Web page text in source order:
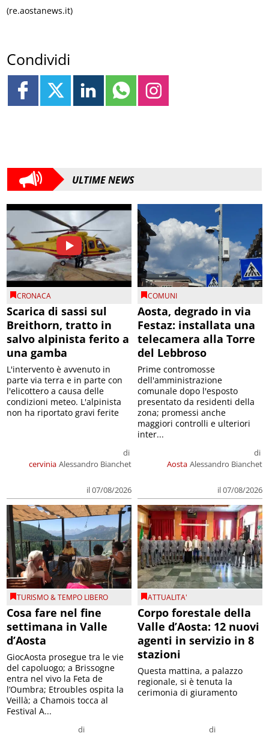
(re.aostanews.it)
Condividi
ULTIME NEWS
CRONACA
Scarica di sassi sul
Breithorn, tratto in
salvo alpinista ferito a
una gamba
cervinia
di
Alessandro Bianchet
il 07/08/2026
L'intervento è avvenuto in
parte via terra e in parte con
l'elicottero a causa delle
condizioni meteo. L'alpinista
non ha riportato gravi ferite
COMUNI
Aosta, degrado in via
Festaz: installata una
telecamera alla Torre
del Lebbroso
Aosta
di
Alessandro Bianchet
il 07/08/2026
Prime contromosse
dell'amministrazione
comunale dopo l'esposto
presentato da residenti della
zona; promessi anche
maggiori controlli e ulteriori
inter...
TURISMO & TEMPO LIBERO
Cosa fare nel fine
settimana in Valle
d’Aosta
di
GiocAosta prosegue tra le vie
del capoluogo; a Brissogne
entra nel vivo la Feta de
l’Oumbra; Etroubles ospita la
Veillà; a Chamois tocca al
Festival A...
ATTUALITA'
Corpo forestale della
Valle d’Aosta: 12 nuovi
agenti in servizio in 8
stazioni
di
Questa mattina, a palazzo
regionale, si è tenuta la
cerimonia di giuramento